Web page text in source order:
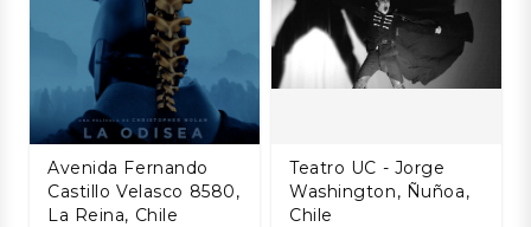
Avenida Fernando
Castillo Velasco 8580,
La Reina, Chile
Teatro UC - Jorge
Washington, Ñuñoa,
Chile